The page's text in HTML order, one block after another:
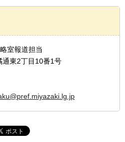
室報道担当
東2丁目10番1号